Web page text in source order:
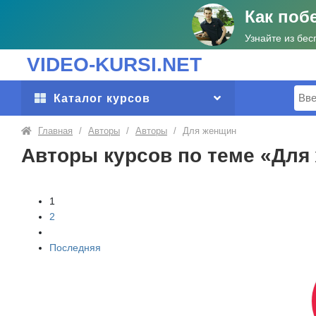
Как
Узнайте из
VIDEO-KURSI.NET
Каталог курсов
Главная / Авторы / Авторы / Для женщин
Авторы курсов по теме
1
2
Последняя